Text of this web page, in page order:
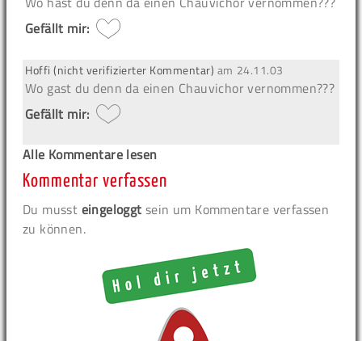
Gefällt mir:
Hoffi (nicht verifizierter Kommentar) am 24.11.03
Wo gast du denn da einen Chauvichor vernommen???
Gefällt mir:
Alle Kommentare lesen
Kommentar verfassen
Du musst eingeloggt sein um Kommentare verfassen
zu können.